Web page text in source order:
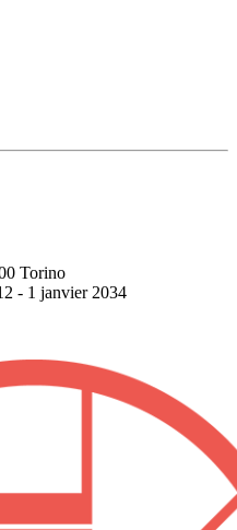
Torino
- 1 janvier 2034